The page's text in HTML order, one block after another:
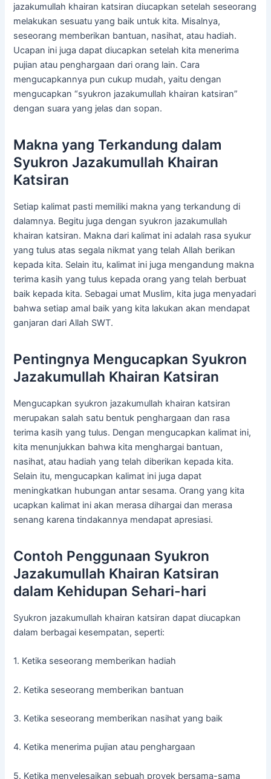
jazakumullah khairan katsiran diucapkan setelah seseorang
melakukan sesuatu yang baik untuk kita. Misalnya,
seseorang memberikan bantuan, nasihat, atau hadiah.
Ucapan ini juga dapat diucapkan setelah kita menerima
pujian atau penghargaan dari orang lain. Cara
mengucapkannya pun cukup mudah, yaitu dengan
mengucapkan “syukron jazakumullah khairan katsiran”
dengan suara yang jelas dan sopan.
Makna yang Terkandung dalam
Syukron Jazakumullah Khairan
Katsiran
Setiap kalimat pasti memiliki makna yang terkandung di
dalamnya. Begitu juga dengan syukron jazakumullah
khairan katsiran. Makna dari kalimat ini adalah rasa syukur
yang tulus atas segala nikmat yang telah Allah berikan
kepada kita. Selain itu, kalimat ini juga mengandung makna
terima kasih yang tulus kepada orang yang telah berbuat
baik kepada kita. Sebagai umat Muslim, kita juga menyadari
bahwa setiap amal baik yang kita lakukan akan mendapat
ganjaran dari Allah SWT.
Pentingnya Mengucapkan Syukron
Jazakumullah Khairan Katsiran
Mengucapkan syukron jazakumullah khairan katsiran
merupakan salah satu bentuk penghargaan dan rasa
terima kasih yang tulus. Dengan mengucapkan kalimat ini,
kita menunjukkan bahwa kita menghargai bantuan,
nasihat, atau hadiah yang telah diberikan kepada kita.
Selain itu, mengucapkan kalimat ini juga dapat
meningkatkan hubungan antar sesama. Orang yang kita
ucapkan kalimat ini akan merasa dihargai dan merasa
senang karena tindakannya mendapat apresiasi.
Contoh Penggunaan Syukron
Jazakumullah Khairan Katsiran
dalam Kehidupan Sehari-hari
Syukron jazakumullah khairan katsiran dapat diucapkan
dalam berbagai kesempatan, seperti:
1. Ketika seseorang memberikan hadiah
2. Ketika seseorang memberikan bantuan
3. Ketika seseorang memberikan nasihat yang baik
4. Ketika menerima pujian atau penghargaan
5. Ketika menyelesaikan sebuah proyek bersama-sama